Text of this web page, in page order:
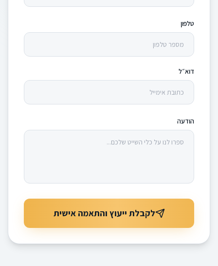
טלפון
דוא״ל
הודעה
לקבלת ייעוץ והתאמה אישית